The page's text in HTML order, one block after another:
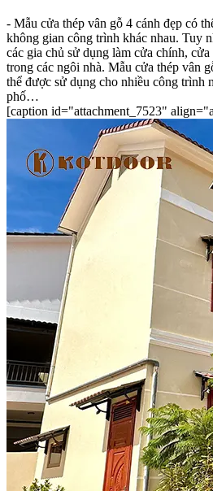
- Mẫu cửa thép vân gỗ 4 cánh đẹp có
không gian công trình khác nhau. Tuy
các gia chủ sử dụng làm cửa chính,
trong các ngôi nhà. Mẫu cửa thép vân
thể được sử dụng cho nhiều công trình
phố…
[caption id="attachment_7523"